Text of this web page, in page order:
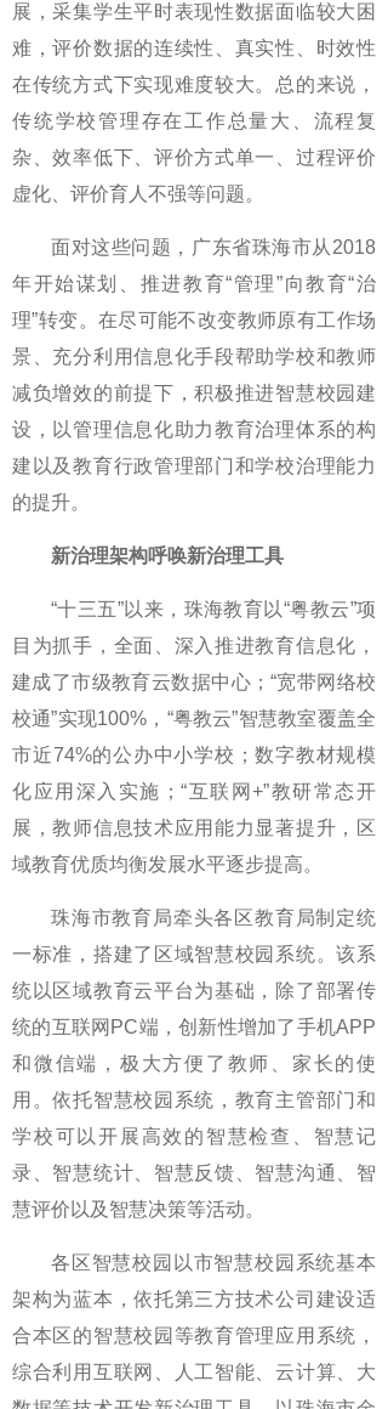
展，采集学生平时表现性数据面临较大困
难，评价数据的连续性、真实性、时效性
在传统方式下实现难度较大。总的来说，
传统学校管理存在工作总量大、流程复
杂、效率低下、评价方式单一、过程评价
虚化、评价育人不强等问题。
面对这些问题，广东省珠海市从2018
年开始谋划、推进教育“管理”向教育“治
理”转变。在尽可能不改变教师原有工作场
景、充分利用信息化手段帮助学校和教师
减负增效的前提下，积极推进智慧校园建
设，以管理信息化助力教育治理体系的构
建以及教育行政管理部门和学校治理能力
的提升。
新治理架构呼唤新治理工具
“十三五”以来，珠海教育以“粤教云”项
目为抓手，全面、深入推进教育信息化，
建成了市级教育云数据中心；“宽带网络校
校通”实现100%，“粤教云”智慧教室覆盖全
市近74%的公办中小学校；数字教材规模
化应用深入实施；“互联网+”教研常态开
展，教师信息技术应用能力显著提升，区
域教育优质均衡发展水平逐步提高。
珠海市教育局牵头各区教育局制定统
一标准，搭建了区域智慧校园系统。该系
统以区域教育云平台为基础，除了部署传
统的互联网PC端，创新性增加了手机APP
和微信端，极大方便了教师、家长的使
用。依托智慧校园系统，教育主管部门和
学校可以开展高效的智慧检查、智慧记
录、智慧统计、智慧反馈、智慧沟通、智
慧评价以及智慧决策等活动。
各区智慧校园以市智慧校园系统基本
架构为蓝本，依托第三方技术公司建设适
合本区的智慧校园等教育管理应用系统，
综合利用互联网、人工智能、云计算、大